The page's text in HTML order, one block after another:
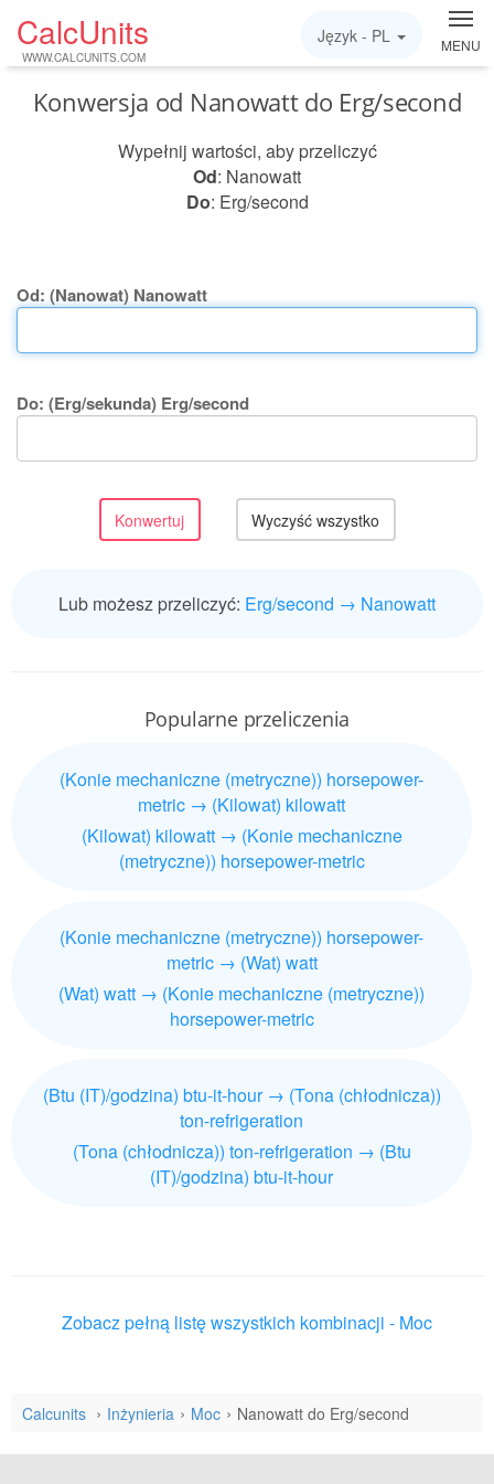
CalcUnits
WWW.CALCUNITS.COM
MENU
Język - PL
Konwersja od Nanowatt do Erg/second
Wypełnij wartości, aby przeliczyć
Od: Nanowatt
Do: Erg/second
Od: (Nanowat) Nanowatt
Do: (Erg/sekunda) Erg/second
Lub możesz przeliczyć: Erg/second → Nanowatt
Popularne przeliczenia
(Konie mechaniczne (metryczne)) horsepower-
metric → (Kilowat) kilowatt
(Kilowat) kilowatt → (Konie mechaniczne
(metryczne)) horsepower-metric
(Konie mechaniczne (metryczne)) horsepower-
metric → (Wat) watt
(Wat) watt → (Konie mechaniczne (metryczne))
horsepower-metric
(Btu (IT)/godzina) btu-it-hour → (Tona (chłodnicza))
ton-refrigeration
(Tona (chłodnicza)) ton-refrigeration → (Btu
(IT)/godzina) btu-it-hour
Zobacz pełną listę wszystkich kombinacji - Moc
Calcunits Inżynieria Moc Nanowatt do Erg/second